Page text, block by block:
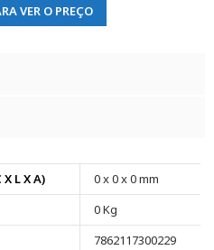
VER O PREÇO
L X A)
0 x 0 x 0 mm
0 Kg
7862117300229